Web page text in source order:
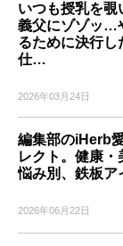
いつも授乳を覗
義父にゾゾッ…
るために決行し
仕…
2026年03月24日
編集部のiHerb
レクト。健康・
悩み別、鉄板
2026年06月22日